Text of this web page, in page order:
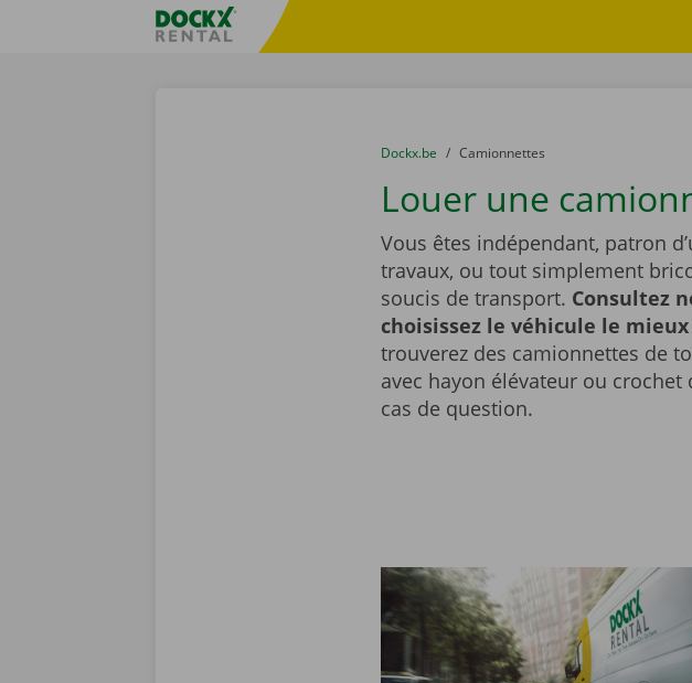
sitename
You are here:
du
Dockx.be to
Camionnettes
Louer une
Vous êtes indépendant, patron
travaux, ou tout simplement
soucis de transport. Consultez
choisissez le véhicule le
trouverez des camionnettes de
avec hayon élévateur ou crochet
cas de question.